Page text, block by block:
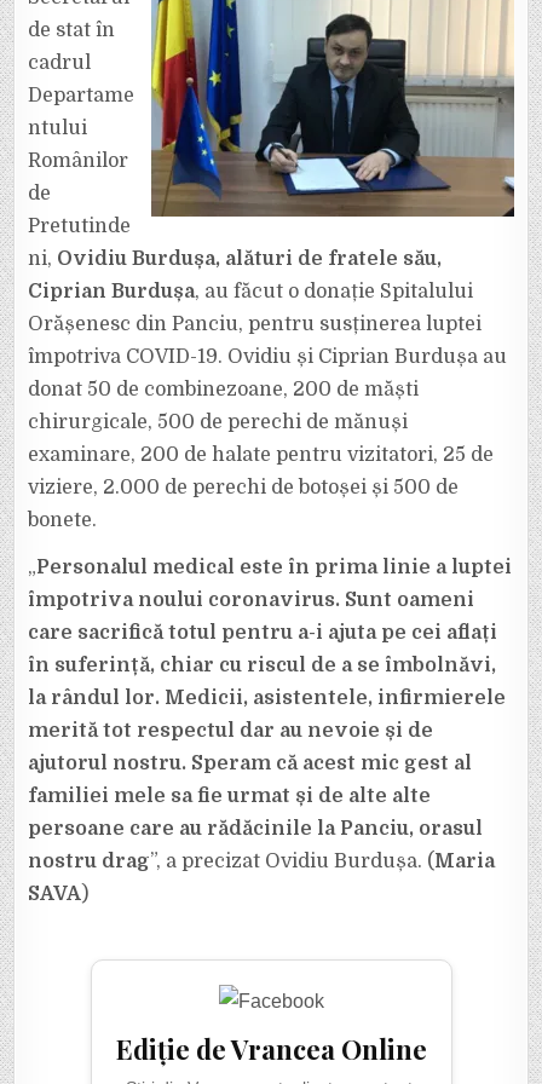
SPITALUL
DIN
PANCIU
de stat în
cadrul
Departame
ntului
Românilor
de
Pretutinde
ni, Ovidiu Burdușa, alături de fratele său,
Ciprian Burdușa, au făcut o donație Spitalului
Orășenesc din Panciu, pentru susținerea luptei
împotriva COVID-19. Ovidiu și Ciprian Burdușa au
donat 50 de combinezoane, 200 de măști
chirurgicale, 500 de perechi de mănuși
examinare, 200 de halate pentru vizitatori, 25 de
viziere, 2.000 de perechi de botoșei și 500 de
bonete.
„Personalul medical este în prima linie a luptei
împotriva noului coronavirus. Sunt oameni
care sacrifică totul pentru a-i ajuta pe cei aflați
în suferință, chiar cu riscul de a se îmbolnăvi,
la rândul lor. Medicii, asistentele, infirmierele
merită tot respectul dar au nevoie și de
ajutorul nostru. Speram că acest mic gest al
familiei mele sa fie urmat și de alte alte
persoane care au rădăcinile la Panciu, orasul
nostru drag”, a precizat Ovidiu Burdușa. (Maria
SAVA)
Ediție de Vrancea Online